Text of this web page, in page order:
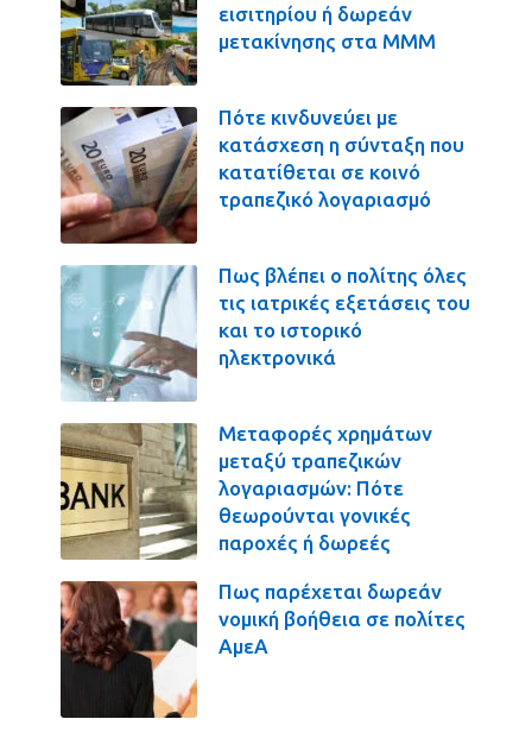
εισιτηρίου ή δωρεάν
μετακίνησης στα ΜΜΜ
Πότε κινδυνεύει με
κατάσχεση η σύνταξη που
κατατίθεται σε κοινό
τραπεζικό λογαριασμό
Πως βλέπει ο πολίτης όλες
τις ιατρικές εξετάσεις του
και το ιστορικό
ηλεκτρονικά
Μεταφορές χρημάτων
μεταξύ τραπεζικών
λογαριασμών: Πότε
θεωρούνται γονικές
παροχές ή δωρεές
Πως παρέχεται δωρεάν
νομική βοήθεια σε πολίτες
ΑμεΑ